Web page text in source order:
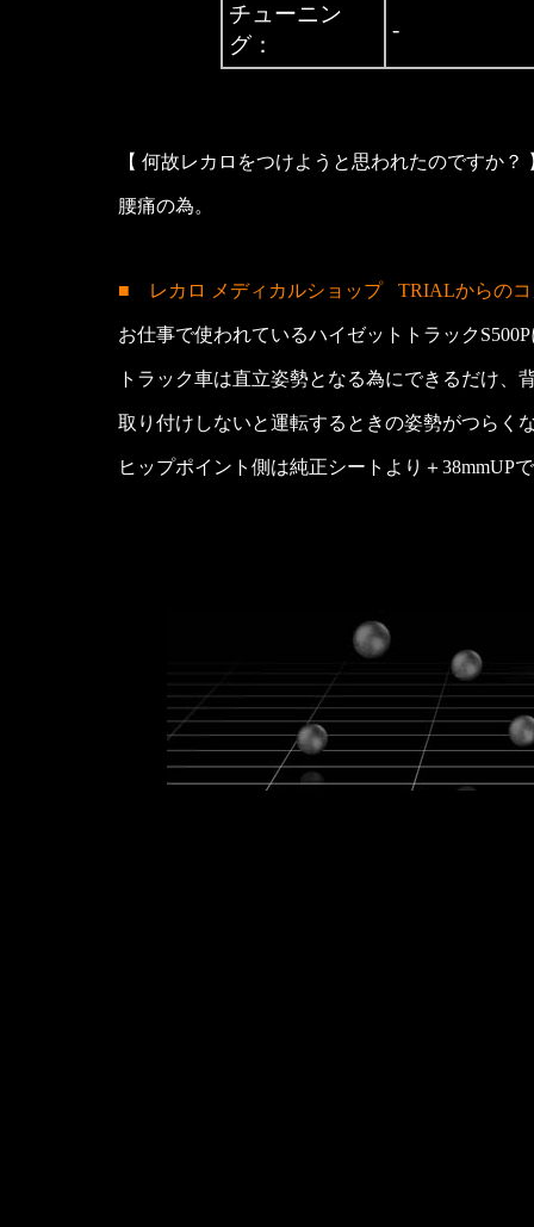
チューニン
グ：
-
【 何故レカロをつけようと思われたのですか？
腰痛の為。
■ レカロ メディカルショップ TRIALからの
お仕事で使われているハイゼットトラック
トラック車は直立姿勢となる為にできるだけ、
取り付けしないと運転するときの姿勢がつらく
ヒップポイント側は純正シートより＋38mmUP